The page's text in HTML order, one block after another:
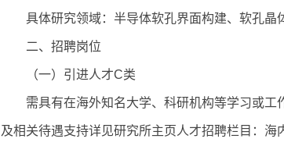
具体研究领域： 半导体软孔界面构建、软孔晶
二、招聘岗位
（一）引进人才C类
需具有在海外知名大学、科研机构等学习或工
及相关待遇支持详见研究所主页 人才招聘栏目： 海